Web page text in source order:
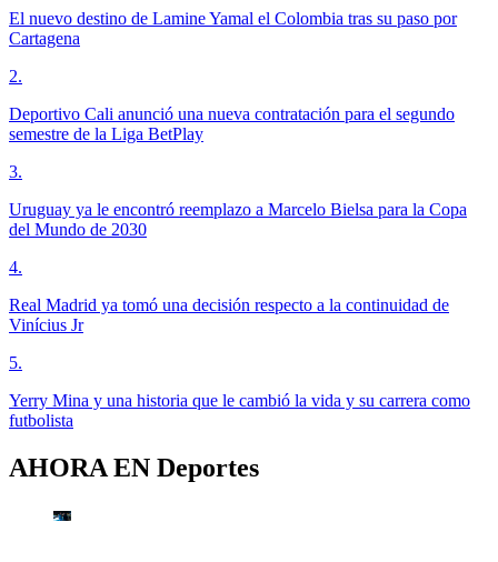
El nuevo destino de Lamine Yamal el Colombia tras su paso por
Cartagena
2.
Deportivo Cali anunció una nueva contratación para el segundo
semestre de la Liga BetPlay
3.
Uruguay ya le encontró reemplazo a Marcelo Bielsa para la Copa
del Mundo de 2030
4.
Real Madrid ya tomó una decisión respecto a la continuidad de
Vinícius Jr
5.
Yerry Mina y una historia que le cambió la vida y su carrera como
futbolista
AHORA EN Deportes